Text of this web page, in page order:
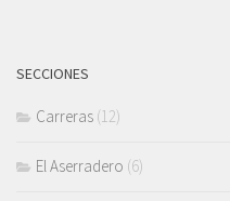
SECCIONES
Carreras (12)
El Aserradero (6)